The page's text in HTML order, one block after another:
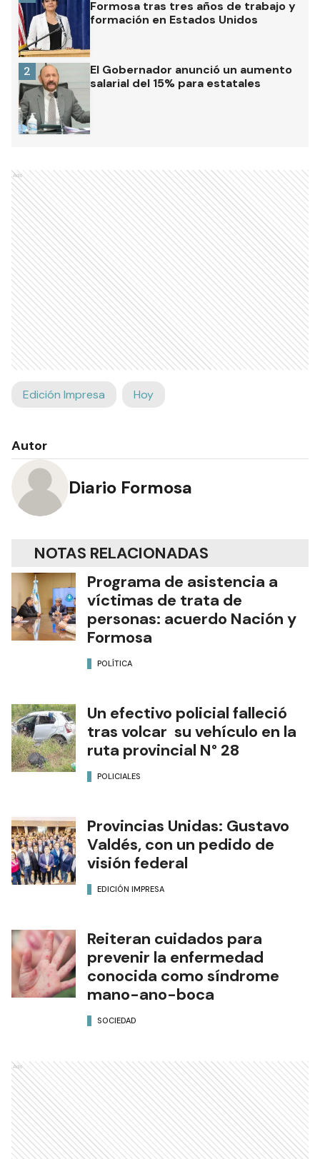
Formosa tras tres años de trabajo y
formación en Estados Unidos
El Gobernador anunció un aumento
salarial del 15% para estatales
2
Ads
Edición Impresa Hoy
Autor
Diario Formosa
NOTAS RELACIONADAS
Programa de asistencia a
víctimas de trata de
personas: acuerdo Nación y
Formosa
POLÍTICA
Un efectivo policial falleció
tras volcar su vehículo en la
ruta provincial N° 28
POLICIALES
Provincias Unidas: Gustavo
Valdés, con un pedido de
visión federal
EDICIÓN IMPRESA
Reiteran cuidados para
prevenir la enfermedad
conocida como síndrome
mano-ano-boca
SOCIEDAD
Ads